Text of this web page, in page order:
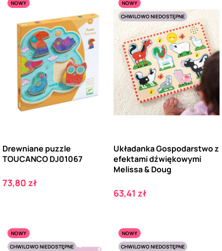
NOWY
Drewniane puzzle
TOUCANCO DJ01067
Cena
73,80 zł
NOWY
CHWILOWO NIEDOSTĘPNE
Układanka Gospodarstwo z
efektami dźwiękowymi
Melissa & Doug
Cena
63,41 zł
NOWY
CHWILOWO NIEDOSTĘPNE
NOWY
CHWILOWO NIEDOSTĘPNE